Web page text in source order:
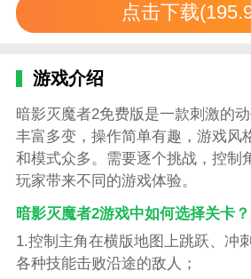
点击下载
游戏介绍
暗影灭魔者2免费版是一款刺激的
丰富多变，操作简单有趣，游戏风
和模式众多。需要逐个挑战，控制
玩家带来不同的游戏体验。
暗影灭魔者2游戏中如何选择关卡？
1.控制主角在横版地图上跳跃、冲
各种技能击败沿途的敌人；